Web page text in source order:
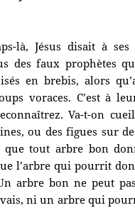
là, Jésus disait à
des faux prophètes
en brebis, alors
voraces. C’est à
Va-t-on
ou des figues sur
que tout arbre bon
l’arbre qui pourrit
arbre bon ne peut
ni un arbre qui